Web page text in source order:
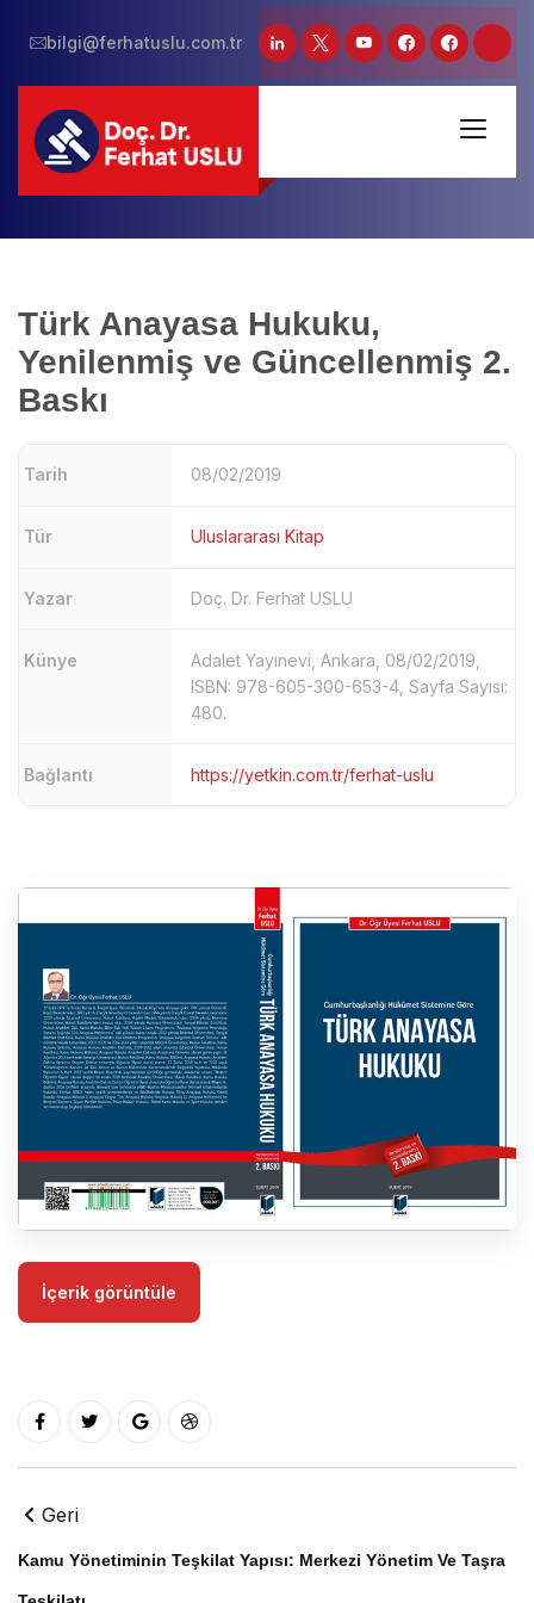
bilgi@ferhatuslu.com.tr
Türk Anayasa Hukuku,
Yenilenmiş ve Güncellenmiş 2.
Baskı
Tarih 08/02/2019
Tür Uluslararası Kitap
Yazar Doç. Dr. Ferhat USLU
Künye
Adalet Yayınevi, Ankara, 08/02/2019,
ISBN: 978-605-300-653-4, Sayfa Sayısı:
480.
Bağlantı https://yetkin.com.tr/ferhat-uslu
İçerik görüntüle
Geri
Kamu Yönetiminin Teşkilat Yapısı: Merkezi Yönetim Ve Taşra